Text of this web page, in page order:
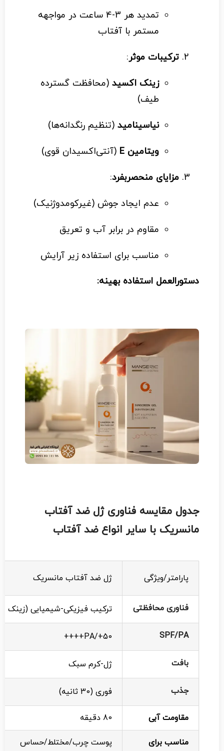
تمدید هر 3-4 ساعت در مواجهه
مستمر با آفتاب
ترکیبات موثر :
زینک اکسید (محافظت گسترده
طیف)
نیاسینامید (تنظیم رنگدانه‌ها)
ویتامین E (آنتی‌اکسیدان قوی)
مزایای منحصربفرد:
عدم ایجاد جوش (غیرکومدوژنیک)
مقاوم در برابر آب و تعریق
مناسب برای استفاده زیر آرایش
دستورالعمل استفاده بهینه:
جدول مقایسه فناوری ژل ضد آفتاب
مانسریک با سایر انواع ضد آفتاب
پارامتر/ویژگی ژل ضد آفتاب مانسریک
فناوری محافظتی ترکیب فیزیکی-شیمیایی (زینک
SPF/PA
50+/PA++++
بافت ژل-کرم سبک
جذب فوری (30 ثانیه)
مقاومت آبی 80 دقیقه
مناسب برای پوست چرب/مختلط/حساس